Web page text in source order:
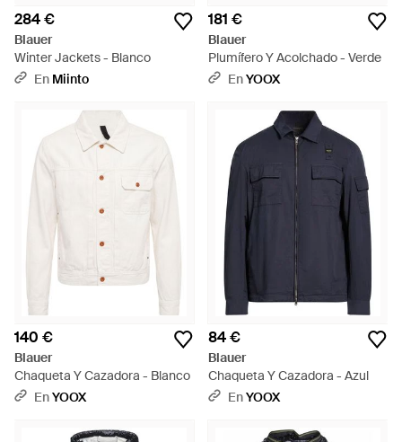
284 €
Blauer
Winter Jackets - Blanco
En Miinto
181 €
Blauer
Plumífero Y Acolchado - Verde
EnYOOX
140 €
Blauer
Chaqueta Y Cazadora - Blanco
EnYOOX
84 €
Blauer
Chaqueta Y Cazadora - Azul
EnYOOX